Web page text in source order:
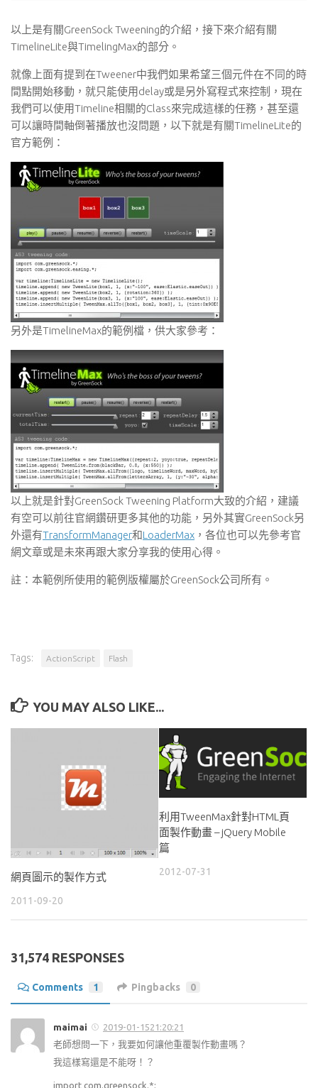
以上是有關GreenSock Tweening的介紹，接下來介紹有關
TimelineLite與TimelingMax的部分。
就像上面有提到在Tweener中我們如果希望三個元件在不同的時
間點開始移動，就只能使用delay或是另外寫程式來控制，現在
我們可以使用Timeline相關的Class來完成這樣的任務，甚至還
可以讓時間軸倒著播放也沒問題，以下就是有關TimelineLite的
官方範例：
另外是TimelineMax的範例檔，供大家參考：
以上就是針對GreenSock Tweening Platform大致的介紹，建議
有空可以前往官網鑽研更多其他的功能，另外其實GreenSock另
外還有TransformManager和LoaderMax ，各位也可以先參考官
網文章或是未來再跟大家分享我的使用心得。
註：本範例所使用的範例版權屬於GreenSock公司所有。
Tags: ActionScript Flash
YOU MAY ALSO LIKE...
網頁圖示的製作方式
2011-09-20
利用TweenMax針對HTML頁
面製作動畫 – jQuery Mobile
篇
2012-07-31
31,574 RESPONSES
Comments 1 Pingbacks 0
maimai
2019-01-1521:20:21
老師想問一下，我要如何讓他重覆製作動畫嗎？
我這樣寫還是不能呀！？
import com.greensock.*;